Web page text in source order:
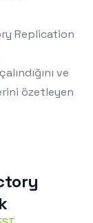
Replication
ve
özetleyen